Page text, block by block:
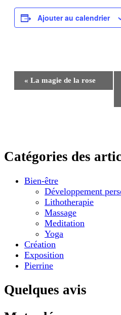
Ajouter au calendrier
Navigation
Évènement
« La magie de la rose
Catégories des
Bien-être
Développement
Lithotherapie
Massage
Meditation
Yoga
Création
Exposition
Pierrine
Quelques avis